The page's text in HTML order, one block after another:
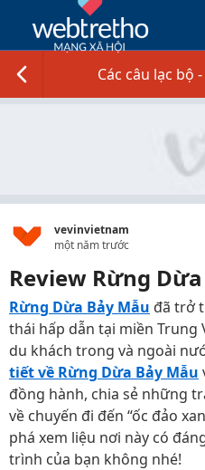
Các câu lạc bộ
vevinvietnam
một năm trước
Review Rừng
Rừng Dừa Bảy Mẫu đã trở
thái hấp dẫn tại miền
du khách trong và ngoài
tiết về Rừng Dừa Bảy Mẫu
đồng hành, chia sẻ những
về chuyến đi đến “ốc đảo
phá xem liệu nơi này có
trình của bạn không nhé!